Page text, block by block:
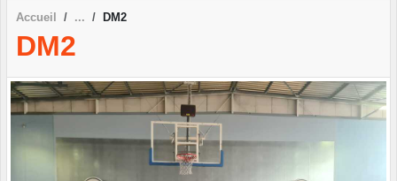
Accueil DM2
DM2